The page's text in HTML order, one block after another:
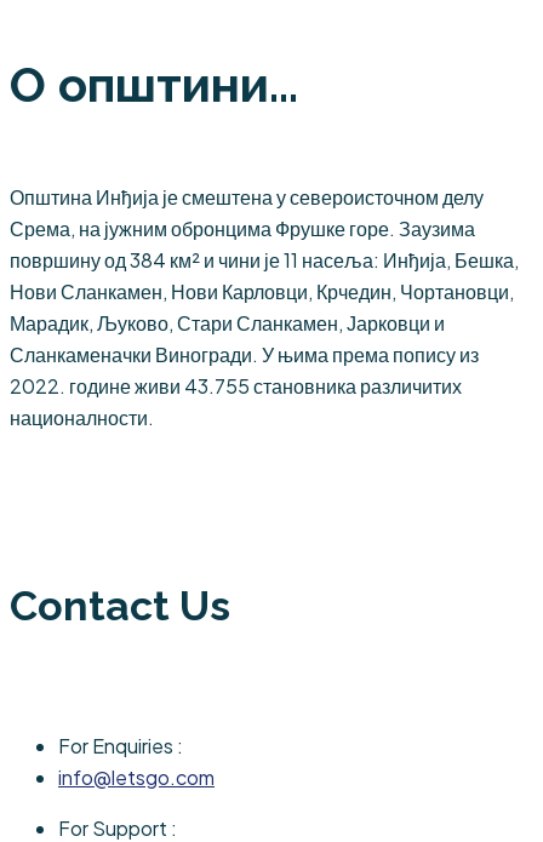
О општини...
Општина Инђија је смештена у североисточном делу
Срема, на јужним обронцима Фрушке горе. Заузима
површину од 384 км² и чини је 11 насеља: Инђија, Бешка,
Нови Сланкамен, Нови Карловци, Крчедин, Чортановци,
Марадик, Љуково, Стари Сланкамен, Јарковци и
Сланкаменачки Виногради. У њима према попису из
2022. године живи 43.755 становника различитих
националности.
Contact Us
For Enquiries :
info@letsgo.com
For Support :